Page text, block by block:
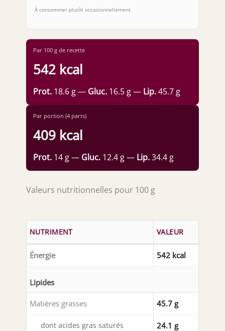
À consommer plutôt occasionnellement.
Par 100 g de recette
542 kcal
Prot. 18.6 g — Gluc. 16.5 g — Lip.45.7 g
Par portion (4 parts)
409 kcal
Prot. 14 g — Gluc. 12.4 g — Lip.34.4 g
Valeurs nutritionnelles pour 100 g
NUTRIMENT VALEUR
Énergie 542 kcal
Lipides
Matières grasses 45.7 g
dont acides gras saturés 24.1 g